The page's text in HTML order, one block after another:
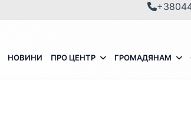
НОВИНИ ПРО ЦЕНТР ГРОМАДЯНАМ